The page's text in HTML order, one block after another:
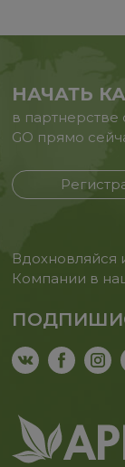
НАЧАТЬ
в партнерстве
GO прямо
Вдохновляйся
Компании в